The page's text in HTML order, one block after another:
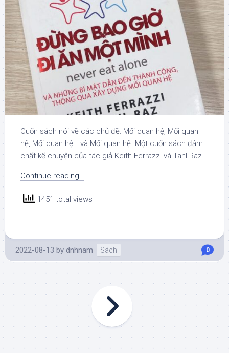
Cuốn sách nói về các chủ đề: Mối quan hệ, Mối quan
hệ, Mối quan hệ… và Mối quan hệ. Một cuốn sách đậm
chất kể chuyện của tác giả Keith Ferrazzi và Tahl Raz.
Continue reading…
1451 total views
2022-08-13 by dnhnam Sách 0